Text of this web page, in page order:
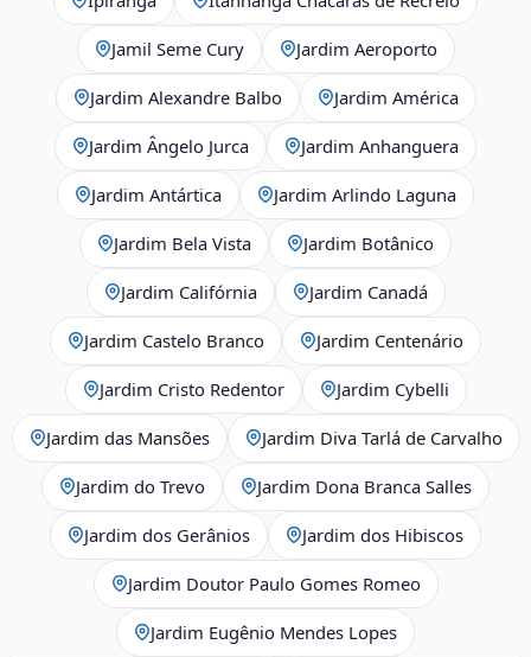
Jamil Seme Cury Jardim Aeroporto
Jardim Alexandre Balbo Jardim América
Jardim Ângelo Jurca Jardim Anhanguera
Jardim Antártica Jardim Arlindo Laguna
Jardim Bela Vista Jardim Botânico
Jardim Califórnia Jardim Canadá
Jardim Castelo Branco Jardim Centenário
Jardim Cristo Redentor Jardim Cybelli
Jardim das Mansões Jardim Diva Tarlá de Carvalho
Jardim do Trevo Jardim Dona Branca Salles
Jardim dos Gerânios Jardim dos Hibiscos
Jardim Doutor Paulo Gomes Romeo
Jardim Eugênio Mendes Lopes